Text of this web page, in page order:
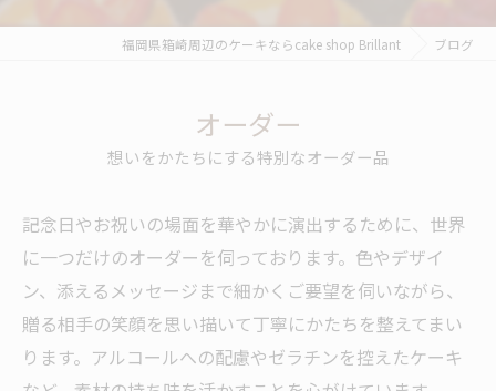
福岡県箱崎周辺のケーキならcake shop Brillant ブログ
オーダー
想いをかたちにする特別なオーダー品
記念日やお祝いの場面を華やかに演出するために、世界
に一つだけのオーダーを伺っております。色やデザイ
ン、添えるメッセージまで細かくご要望を伺いながら、
贈る相手の笑顔を思い描いて丁寧にかたちを整えてまい
ります。アルコールへの配慮やゼラチンを控えたケーキ